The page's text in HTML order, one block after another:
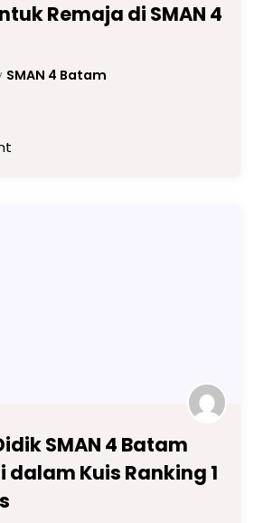
Remaja di SMAN 4
SMAN 4 Batam
SMAN 4 Batam
Kuis Ranking 1